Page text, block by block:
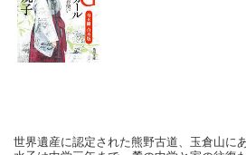
世界遺産に認定された熊野古道、玉倉山に